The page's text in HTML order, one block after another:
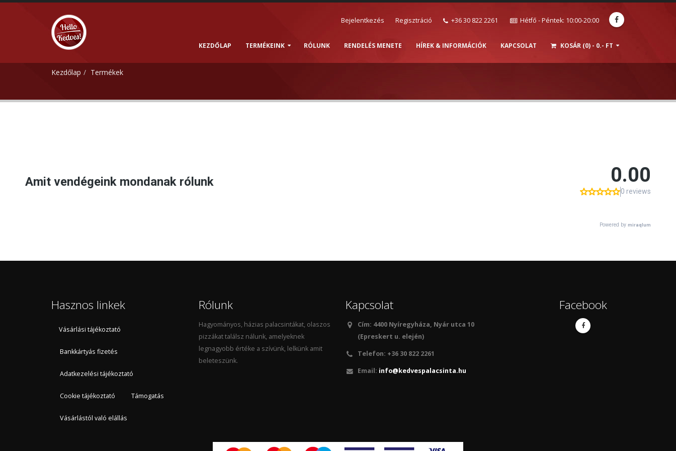
Bejelentkezés Regisztráció +36 30 822 2261 Hétfő - Péntek: 10:00-20:00
KEZDŐLAP TERMÉKEINK RÓLUNK RENDELÉS MENETE HÍREK & INFORMÁCIÓK KAPCSOLAT KOSÁR (0) - 0.- FT
Kezdőlap Termékek
Hasznos linkek
Vásárlási tájékoztató
Bankkártyás fizetés
Adatkezelési tájékoztató
Cookie tájékoztató Támogatás
Vásárlástól való elállás
Rólunk
Hagyományos, házias palacsintákat, olaszos
pizzákat találsz nálunk, amelyeknek
legnagyobb értéke a szívünk, lelkünk amit
beleteszünk.
Kapcsolat
Cím: 4400 Nyíregyháza, Nyár utca 10
(Epreskert u. elején)
Telefon: +36 30 822 2261
Email: info@kedvespalacsinta.hu
Facebook